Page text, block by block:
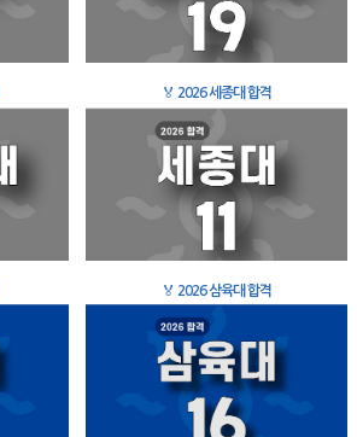
🏅 2026 세종대 합격
🏅 2026 삼육대 합격